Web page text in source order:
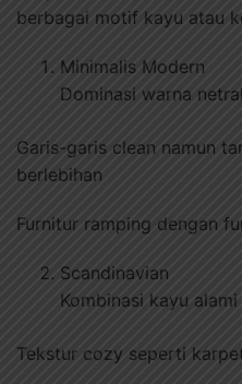
berbagai motif kayu atau
Minimalis Modern
Dominasi warna netral
Garis-garis clean namun
berlebihan
Furnitur ramping dengan
Scandinavian
Kombinasi kayu
Tekstur cozy seperti